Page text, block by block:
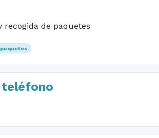
recogida de paquetes
paquetes
teléfono